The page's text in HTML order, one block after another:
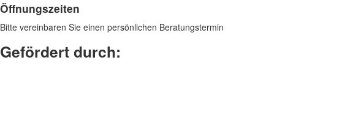
Öffnungszeiten
Bitte vereinbaren Sie einen persönlichen Beratungstermin
Gefördert durch: